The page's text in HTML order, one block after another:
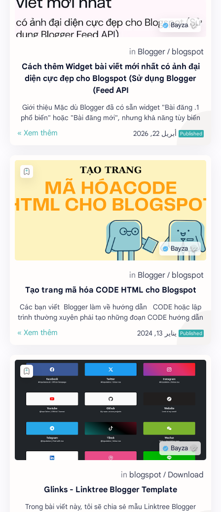
Cách thêm Widget bài viết mới nhất có ảnh đại
diện cực đẹp cho Blogspot (Sử dụng Blogger
Feed API)
1. Giới thiệu Mặc dù Blogger đã có sẵn widget "Bài đăng
phổ biến" hoặc "Bài đăng mới", nhưng khả năng tùy biến
Tạo trang mã hóa CODE HTML cho Blogspot
Các bạn viết Blogger làm về hướng dẫn CODE hoặc lập
trình thường xuyên phải tạo những đoạn CODE hướng dẫn
Glinks - Linktree Blogger Template
Trong bài viết này, tôi sẽ chia sẻ mẫu Linktree Blogger